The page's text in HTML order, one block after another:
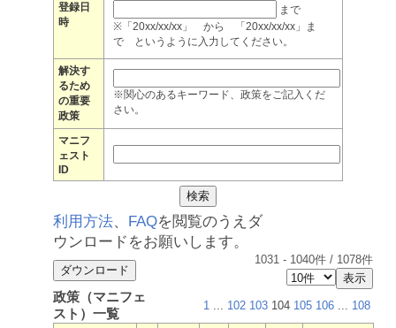
登録日
時
まで
※「20xx/xx/xx」 から 「20xx/xx/xx」ま
で というように入力してください。
解決す
るため
の重要
政策
※関心のあるキーワード、政策をご記入くだ
さい。
マニフ
ェスト
ID
利用方法、 FAQを閲覧のうえダ
ウンロードをお願いします。
1031 - 1040件 / 1078件
政策（マニフェ
スト）一覧
1 ... 102 103 104 105 106 ... 108